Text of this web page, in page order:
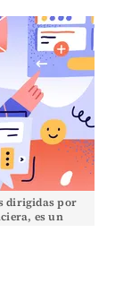
dirigidas por
es un